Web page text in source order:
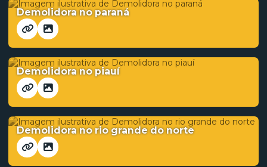
Demolidora no paraná
Demolidora no piauí
Demolidora no rio grande do norte